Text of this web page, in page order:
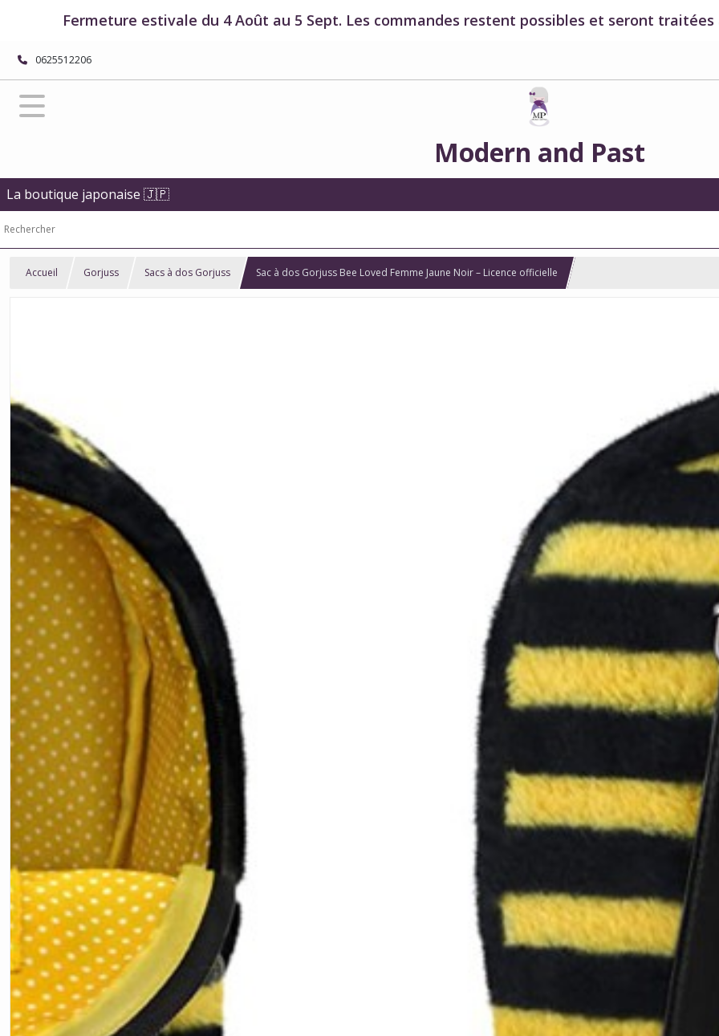
Fermeture estivale du 4 Août au 5 Sept. Les commandes restent possibles et seront
0625512206
Modern and Past
La boutique japonaise 🇯🇵
Accueil Gorjuss Sacs à dos Gorjuss Sac à dos Gorjuss Bee Loved Femme Jaune Noir – Licence officielle